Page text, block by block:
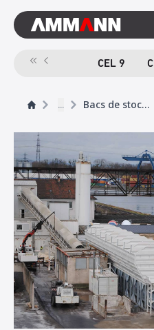
CEL 9
... Bacs de stockage linéaires